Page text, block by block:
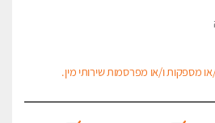
מספקות ו/או מפרסמות שירותי מין.